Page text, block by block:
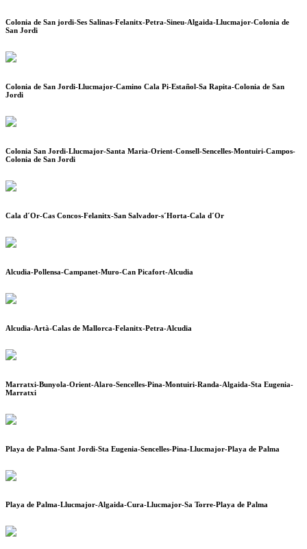
Colonia de San jordi-Ses Salinas-Felanitx-Petra-Sineu-Algaida-Llucmajor-Colonia de
San Jordi
Colonia de San Jordi-Llucmajor-Camino Cala Pi-Estañol-Sa Rapita-Colonia de San
Jordi
Colonia San Jordi-Llucmajor-Santa Maria-Orient-Consell-Sencelles-Montuiri-Campos-
Colonia de San Jordi
Cala d´Or-Cas Concos-Felanitx-San Salvador-s´Horta-Cala d´Or
Alcudia-Pollensa-Campanet-Muro-Can Picafort-Alcudia
Alcudia-Artà-Calas de Mallorca-Felanitx-Petra-Alcudia
Marratxi-Bunyola-Orient-Alaro-Sencelles-Pina-Montuiri-Randa-Algaida-Sta Eugenia-
Marratxi
Playa de Palma-Sant Jordi-Sta Eugenia-Sencelles-Pina-Llucmajor-Playa de Palma
Playa de Palma-Llucmajor-Algaida-Cura-Llucmajor-Sa Torre-Playa de Palma